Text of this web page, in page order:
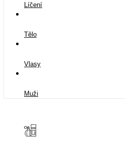
Líčení
Tělo
Vlasy
Muži